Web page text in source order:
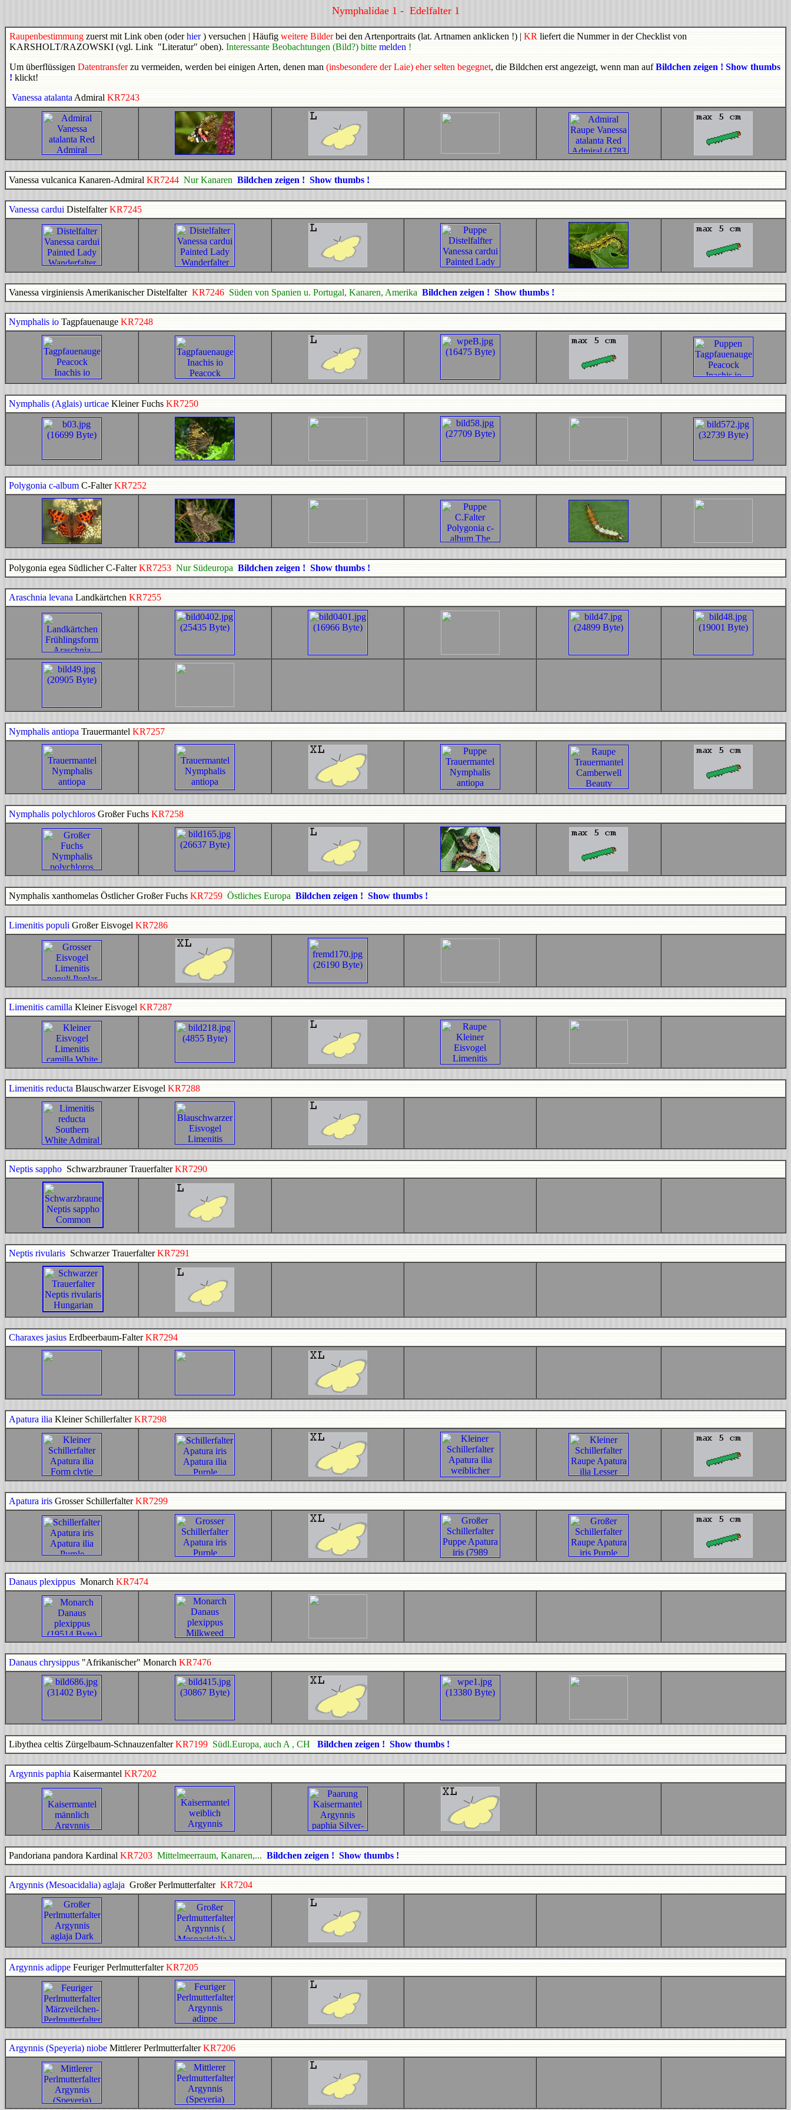
Nymphalidae 1 - Edelfalter 1
Raupenbestimmung zuerst mit Link oben (oderhier) versuchen | Häufig weitere Bilderbei den Artenportraits (lat. Artnamen anklicken !) | KR liefert die Nummer in der Checklist von
KARSHOLT/RAZOWSKI (vgl. Link "Literatur" oben). Interessante Beobachtungen (Bild?) bitte melden !
Um überflüssigen Datentransferzu vermeiden, werden bei einigen Arten, denen man (insbesondere der Laie) eher selten begegnet, die Bildchen erst angezeigt, wenn man aufBildchen zeigen ! Show thumbs
! klickt!
Vanessa atalanta Admiral KR7243
Vanessa vulcanica Kanaren-Admiral KR7244 Nur Kanaren Bildchen zeigen ! Show thumbs !
Vanessa cardui DistelfalterKR7245
Vanessa virginiensis Amerikanischer Distelfalter KR7246 Süden von Spanien u. Portugal, Kanaren, Amerika Bildchen zeigen ! Show thumbs !
Nymphalis io Tagpfauenauge KR7248
Nymphalis (Aglais) urticae Kleiner Fuchs KR7250
Polygonia c-album C-FalterKR7252
Polygonia egea Südlicher C-FalterKR7253 Nur Südeuropa Bildchen zeigen ! Show thumbs !
Araschnia levana Landkärtchen KR7255
Nymphalis antiopa Trauermantel KR7257
Nymphalis polychloros Großer Fuchs KR7258
Nymphalis xanthomelas Östlicher Großer Fuchs KR7259 Östliches Europa Bildchen zeigen ! Show thumbs !
Limenitis populi Großer Eisvogel KR7286
Limenitis camilla Kleiner Eisvogel KR7287
Limenitis reducta Blauschwarzer Eisvogel KR7288
Neptis sappho Schwarzbrauner TrauerfalterKR7290
Neptis rivularis Schwarzer TrauerfalterKR7291
Charaxes jasius Erdbeerbaum-FalterKR7294
Apatura ilia Kleiner SchillerfalterKR7298
Apatura iris Grosser SchillerfalterKR7299
Danaus plexippus Monarch KR7474
Danaus chrysippus "Afrikanischer" Monarch KR7476
Libythea celtis Zürgelbaum-SchnauzenfalterKR7199 Südl.Europa, auch A , CH Bildchen zeigen ! Show thumbs !
Argynnis paphia Kaisermantel KR7202
Pandoriana pandora Kardinal KR7203 Mittelmeerraum, Kanaren,... Bildchen zeigen ! Show thumbs !
Argynnis (Mesoacidalia) aglaja Großer Perlmutterfalter KR7204
Argynnis adippe Feuriger PerlmutterfalterKR7205
Argynnis (Speyeria) niobe Mittlerer PerlmutterfalterKR7206